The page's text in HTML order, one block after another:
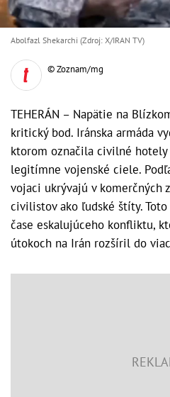
Abolfazl Shekarchi (Zdroj: X/IRAN TV)
© Zoznam/mg
TEHERÁN – Napätie na
kritický bod. Iránska armáda
ktorom označila civilné
legitímne vojenské ciele.
vojaci ukrývajú v komerčných
civilistov ako ľudské štíty.
čase eskalujúceho konfliktu,
útokoch na Irán rozšíril do